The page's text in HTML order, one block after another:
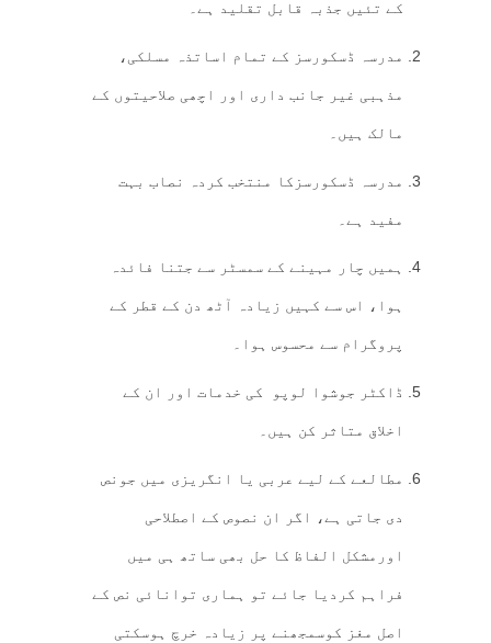
کے تئیں جذبہ قابل تقلید ہے۔
مدرسہ ڈسکورسز کے تمام اساتذہ مسلکی،
مذہبی غیر جانب داری اور اچھی صلاحیتوں کے
مالک ہیں۔
مدرسہ ڈسکورسزکا منتخب کردہ نصاب بہت
مفید ہے۔
ہمیں چار مہینے کے سمسٹر سے جتنا فائدہ
ہوا، اس سے کہیں زیادہ آٹھ دن کے قطر کے
پروگرام سے محسوس ہوا۔
ڈاکٹر جوشوا لوپو کی خدمات اور ان کے
اخلاق متاثر کن ہیں۔
مطالعے کے لیے عربی یا انگریزی میں جونص
دی جاتی ہے، اگر ان نصوص کے اصطلاحی
اورمشکل الفاظ کا حل بھی ساتھ ہی میں
فراہم کردیا جائے تو ہماری توانائی نص کے
اصل مغز کوسمجھنے پر زیادہ خرچ ہوسکتی